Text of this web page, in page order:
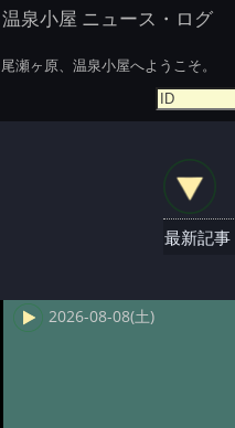
温泉小屋 ニュース・ログ
尾瀬ヶ原、温泉小屋へようこそ。
2026-08-08(土)
最新記事